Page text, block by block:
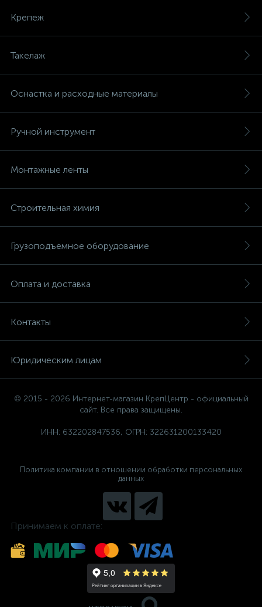
Крепеж
Такелаж
Оснастка и расходные материалы
Ручной инструмент
Монтажные ленты
Строительная химия
Грузоподъемное оборудование
Оплата и доставка
Контакты
Юридическим лицам
© 2015 - 2026 Интернет-магазин КрепЦентр - официальный
сайт. Все права защищены.
ИНН: 632202847536, ОГРН: 322631200133420
Политика компании в отношении обработки персональных
данных
Принимаем к оплате: